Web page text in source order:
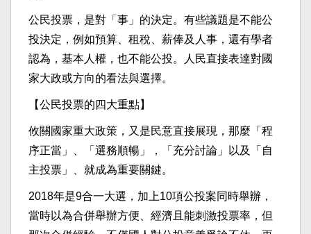
公民投票，是對「事」的決定。有些議題是不能公
投決定，例如預算、租稅、薪俸及人事，還有學者
認為，基本人權，也不能公投。人民直接表達對國
家大政或方向的看法與選擇。
【公民投票的四大重點】
攸關國家重大政策，又是民意直接展現，那麼「程
序正當」、「選務順暢」，「充分討論」以及「自
主投票」、就成為重要關鍵。
2018年是9合一大選，加上10項公投案同時舉辦，
當時以為合併舉辦方便、經濟且能刺激投票率，但